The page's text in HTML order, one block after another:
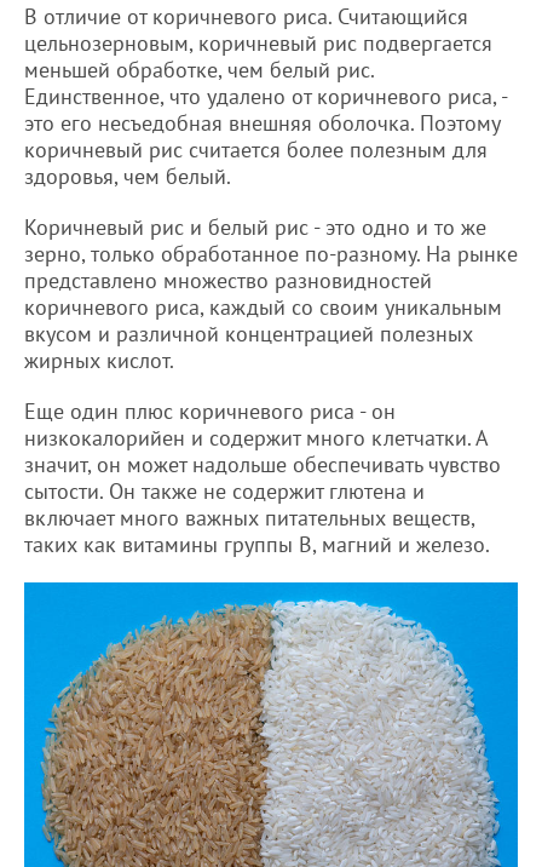
В отличие от коричневого риса. Считающийся
цельнозерновым, коричневый рис подвергается
меньшей обработке, чем белый рис.
Единственное, что удалено от коричневого риса, -
это его несъедобная внешняя оболочка. Поэтому
коричневый рис считается более полезным для
здоровья, чем белый.
Коричневый рис и белый рис - это одно и то же
зерно, только обработанное по-разному. На рынке
представлено множество разновидностей
коричневого риса, каждый со своим уникальным
вкусом и различной концентрацией полезных
жирных кислот.
Еще один плюс коричневого риса - он
низкокалорийен и содержит много клетчатки. А
значит, он может надольше обеспечивать чувство
сытости. Он также не содержит глютена и
включает много важных питательных веществ,
таких как витамины группы B, магний и железо.